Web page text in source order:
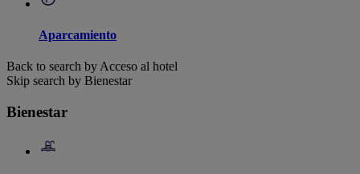
Aparcamiento
Back to search by Acceso al hotel
Skip search by Bienestar
Bienestar